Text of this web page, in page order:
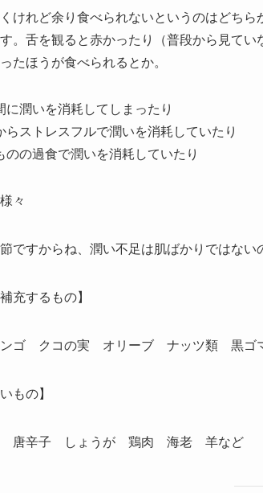
けれど余り食べられないというのはどち
。舌を観ると赤かったり（普段から見て
たほうが食べられるとか。
に潤いを消耗してしまったり
らストレスフルで潤いを消耗していたり
のの過食で潤いを消耗していたり
々
ですからね、潤い不足は肌ばかりではない
充するもの】
ゴ クコの実 オリーブ ナッツ類 黒
もの】
唐辛子 しょうが 鶏肉 海老 羊など